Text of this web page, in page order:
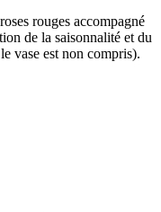
rouges accompagné
de la saisonnalité et du
vase est non compris).